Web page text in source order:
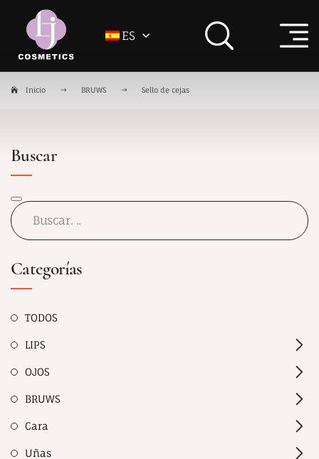
ES
Inicio BRUWS Sello de cejas
Buscar
Categorías
TODOS
LIPS
OJOS
BRUWS
Cara
Uñas